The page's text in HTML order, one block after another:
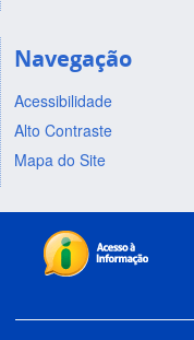
Navegação
Acessibilidade
Alto Contraste
Mapa do Site